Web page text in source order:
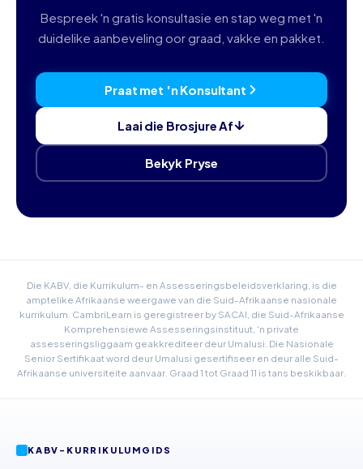
Bespreek 'n gratis konsultasie en stap weg met 'n
duidelike aanbeveling oor graad, vakke en pakket.
Praat met 'n Konsultant
Laai die Brosjure Af
Bekyk Pryse
Die KABV, die Kurrikulum- en Assesseringsbeleidsverklaring, is die
amptelike Afrikaanse weergawe van die Suid-Afrikaanse nasionale
kurrikulum. CambriLearn is geregistreer by SACAI, die Suid-Afrikaanse
Komprehensiewe Assesseringsinstituut, 'n private
assesseringsliggaam geakkrediteer deur Umalusi. Die Nasionale
Senior Sertifikaat word deur Umalusi gesertifiseer en deur alle Suid-
Afrikaanse universiteite aanvaar. Graad 1 tot Graad 11 is tans beskikbaar.
KABV-KURRIKULUMGIDS